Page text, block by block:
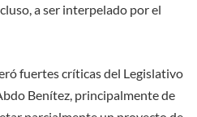
a ser interpelado por el
fuertes críticas del Legislativo
Benítez, principalmente de